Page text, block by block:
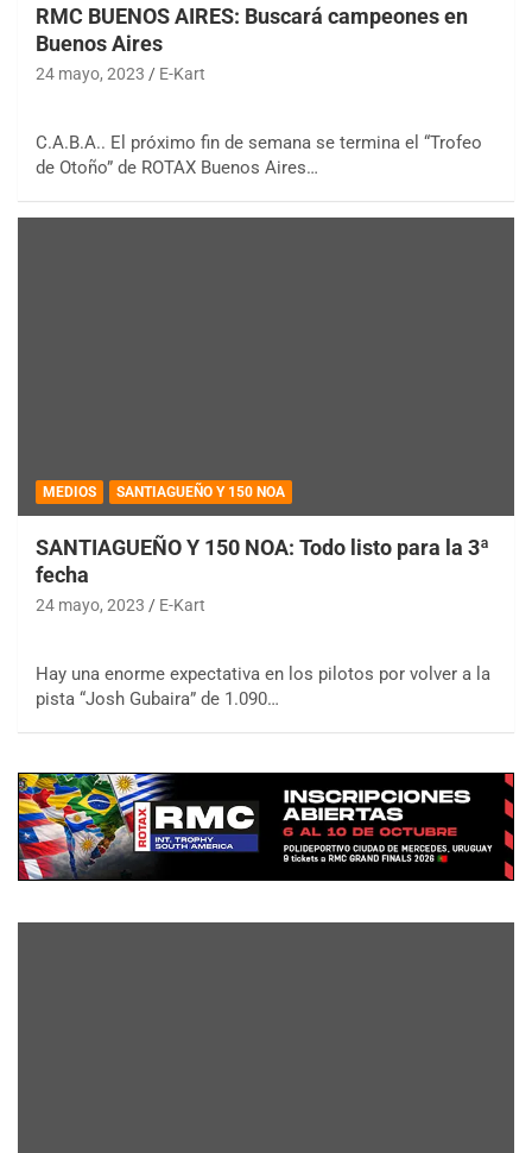
RMC BUENOS AIRES: Buscará campeones en
Buenos Aires
24 mayo, 2023 E-Kart
C.A.B.A.. El próximo fin de semana se termina el “Trofeo
de Otoño” de ROTAX Buenos Aires…
MEDIOS SANTIAGUEÑO Y 150 NOA
SANTIAGUEÑO Y 150 NOA: Todo listo para la 3ª
fecha
24 mayo, 2023 E-Kart
Hay una enorme expectativa en los pilotos por volver a la
pista “Josh Gubaira” de 1.090…